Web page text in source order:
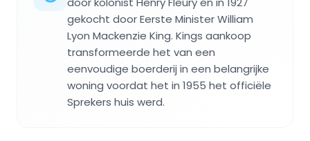
gekocht door Eerste Minister William
Lyon Mackenzie King. Kings aankoop
transformeerde het van een
eenvoudige boerderij in een belangrijke
woning voordat het in 1955 het officiële
Sprekers huis werd.